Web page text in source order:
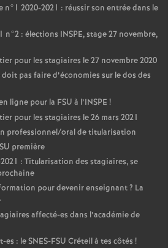
2020-2021 : réussir son entrée dans le
n°2 : élections INSPE, stage 27 novembre,
pour les stagiaires le 27 novembre 2020
pas faire d’économies sur le dos des
ligne pour la FSU à l’INSPE !
pour les stagiaires le 26 mars 2021
professionnel/oral de titularisation
première
: Titularisation des stagiaires, se
pour devenir enseignant? La
affecté-es dans l’académie de
es : leSNES-FSU Créteil à tes côtés !